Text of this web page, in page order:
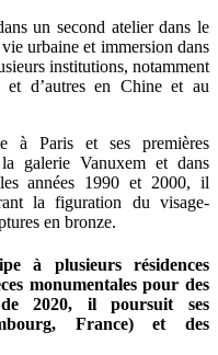
un second atelier dans le
urbaine et immersion dans
institutions, notamment
d’autres en Chine et au
à Paris et ses premières
galerie Vanuxem et dans
les années 1990 et 2000, il
la figuration du visage-
en bronze.
à plusieurs résidences
monumentales pour des
2020, il poursuit ses
France) et des